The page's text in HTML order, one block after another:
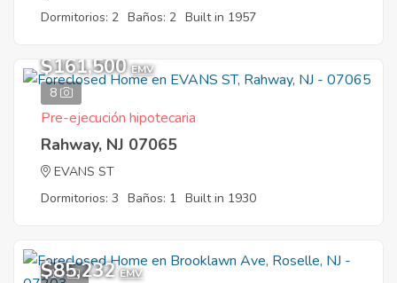
Dormitorios: 2 Baños: 2 Built in 1957
8
$161,500 EMV
Pre-ejecución hipotecaria
Rahway, NJ 07065
EVANS ST
Dormitorios: 3 Baños: 1 Built in 1930
10
$85,232 EMV